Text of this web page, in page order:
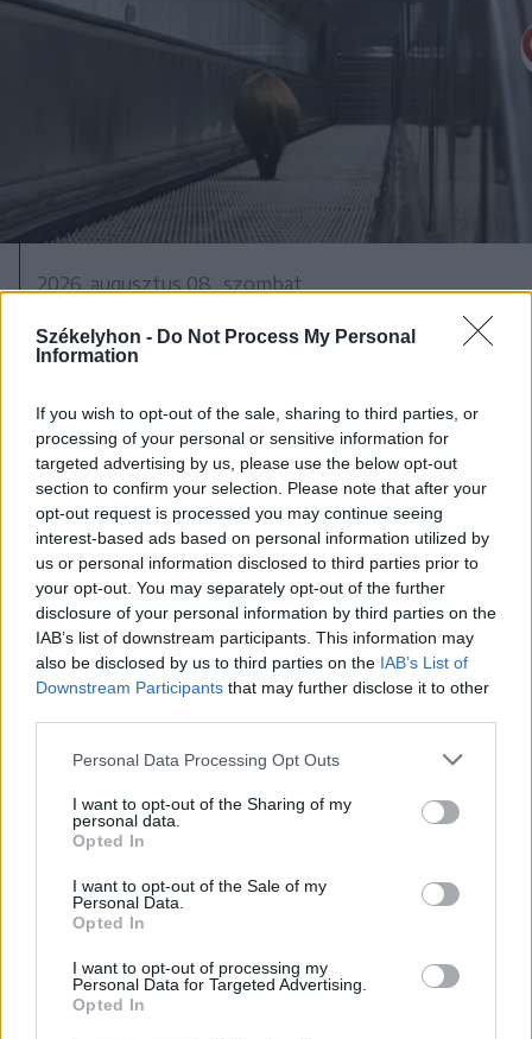
Székelyhon - Do Not Process My Personal
Information
If you wish to opt-out of the sale, sharing to third parties, or
processing of your personal or sensitive information for
targeted advertising by us, please use the below opt-out
section to confirm your selection. Please note that after your
opt-out request is processed you may continue seeing
interest-based ads based on personal information utilized by
us or personal information disclosed to third parties prior to
your opt-out. You may separately opt-out of the further
disclosure of your personal information by third parties on the
IAB’s list of downstream participants. This information may
also be disclosed by us to third parties on the IAB’s List of
Downstream Participants that may further disclose it to other
Personal Data Processing Opt Outs
I want to opt-out of the Sharing of my
personal data.
Opted In
I want to opt-out of the Sale of my
Personal Data.
Opted In
I want to opt-out of processing my
Personal Data for Targeted Advertising.
Opted In
2026. augusztus 08., szombat
Vaddisznó szaladt le a budapesti
metróba, felszállt az egyik kocsira,
Hétvégén is folytatódik a gázolaj
árának csökkenése